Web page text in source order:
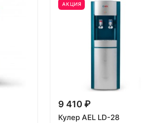
АКЦИЯ
9 410 ₽
Кулер AEL LD-28